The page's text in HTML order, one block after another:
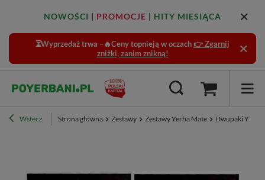
NOWOŚCI | PROMOCJE | HITY MIESIĄCA
⏳Wyprzedaż trwa –🔥Ceny topnieją w oczach 👉 Zgarnij
zniżki, zanim znikną!
Wstecz Strona główna Zestawy Zestawy Yerba Mate Dwupaki Yerba